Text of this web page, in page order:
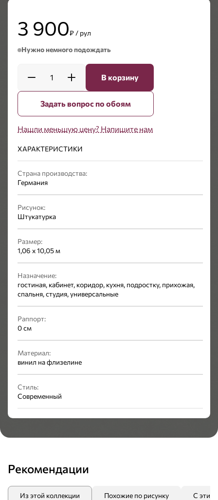
3 900₽ / рул
Нужно немного подождать
1 В корзину
Задать вопрос по обоям
Нашли меньшую цену? Напишите нам
ХАРАКТЕРИСТИКИ
Страна производства:
Германия
Рисунок:
Штукатурка
Размер:
1,06 x 10,05 м
Назначение:
гостиная, кабинет, коридор, кухня, подростку, прихожая,
спальня, студия, универсальные
Раппорт:
0 см
Материал:
винил на флизелине
Стиль:
Современный
Рекомендации
Из этой коллекции Похожие по рисунку С этим